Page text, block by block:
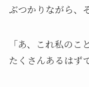
ぶつかりながら、
「あ、これ私の
たくさんあるはず